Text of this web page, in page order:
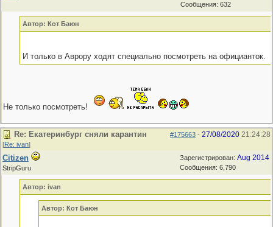
Сообщения: 632
Автор: Кот Баюн
И только в Аврору ходят специально посмотреть на официанток.
Не только посмотреть!
#175663 - 27/08/2020 21:24:28
Re: Екатеринбург сняли карантин
[Re: ivan]
Зарегистрирован: Aug 2014
Сообщения: 6,790
Citizen
StripGuru
Автор: ivan
Автор: Кот Баюн